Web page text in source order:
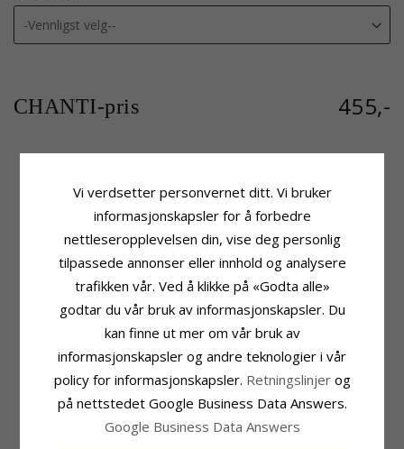
CHANTI-pris 455,-
Produktinformasjon
Scrouples
Anheng Med Halskjede
Edelmetall:Rodinert Sølv
Overflate:Blank
Stein
Sliping:
Fasettslipt
Farge:Hvit
Stein:Zirkon
Størrelse
Høyde:2,2 mm
Bredde: 30,2 mm
Leveringstid: Ca. 5-10 Hverdager
MEST POPULÆRE PRODUKTER I
KATEGORIEN
Vi verdsetter personvernet ditt. Vi bruker
informasjonskapsler for å forbedre
nettleseropplevelsen din, vise deg personlig
tilpassede annonser eller innhold og analysere
trafikken vår. Ved å klikke på «Godta alle»
godtar du vår bruk av informasjonskapsler. Du
kan finne ut mer om vår bruk av
informasjonskapsler og andre teknologier i vår
policy for informasjonskapsler. Retningslinjer og
på nettstedet Google Business Data Answers.
Google Business Data Answers